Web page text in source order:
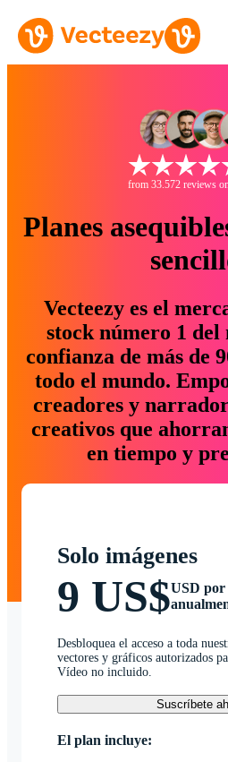
from 33.572 reviews
Planes
Vecteezy es el
stock número 1 del
confianza de más de
todo el mundo.
creadores y
creativos que
en tiempo y
Solo imágenes
9 US$USD por
Desbloquea el acceso a toda
vectores y gráficos autorizados
Vídeo no incluido.
Suscríbete
El plan incluye: